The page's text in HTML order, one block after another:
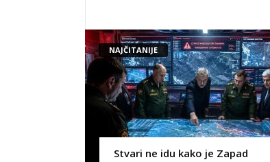
NAJČITANIJE
Stvari ne idu kako je Zapad